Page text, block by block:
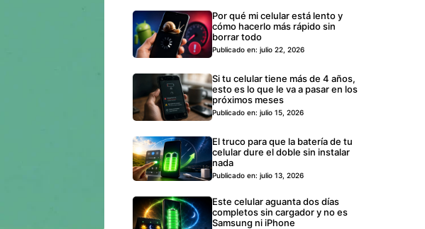
Por qué mi celular está lento y
cómo hacerlo más rápido sin
borrar todo
Publicado en: julio 22, 2026
Si tu celular tiene más de 4 años,
esto es lo que le va a pasar en los
próximos meses
Publicado en: julio 15, 2026
El truco para que la batería de tu
celular dure el doble sin instalar
nada
Publicado en: julio 13, 2026
Este celular aguanta dos días
completos sin cargador y no es
Samsung ni iPhone